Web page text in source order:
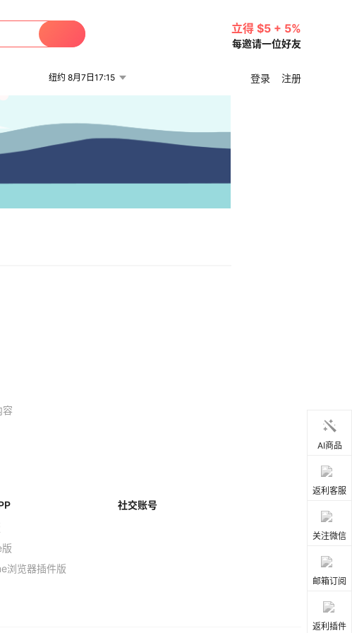
立得 $5 + 5%
每邀请一位好友
纽约 8月7日17:15 登录 注册
AI商品
返利客服
关注微信
邮箱订阅
返利插件
浏览器插件版
社交账号